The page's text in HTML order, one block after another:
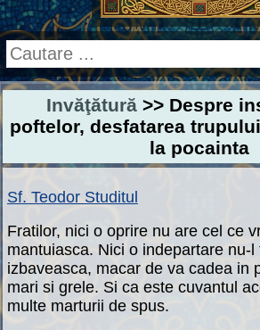
Invăţătură>> Despre
poftelor, desfatarea
la pocainta
Sf. Teodor Studitul
Fratilor, nici o oprire nu are cel ce
mantuiasca. Nici o indepartare nu-l
izbaveasca, macar de va cadea in
mari si grele. Si ca este cuvantul
multe marturii de spus.